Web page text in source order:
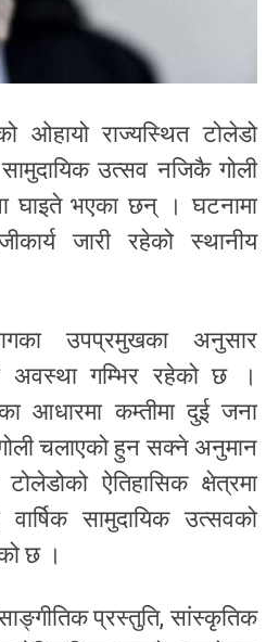
ओहायो राज्यस्थित टोलेडो
उत्सव नजिकै गोली
घाइते भएका छन् । घटनामा
जारी रहेको स्थानीय
उपप्रमुखका अनुसार
अवस्था गम्भिर रहेको छ ।
आधारमा कम्तीमा दुई जना
चलाएको हुन सक्ने अनुमान
ऐतिहासिक क्षेत्रमा
सामुदायिक उत्सवको
छ ।
प्रस्तुति, सांस्कृतिक